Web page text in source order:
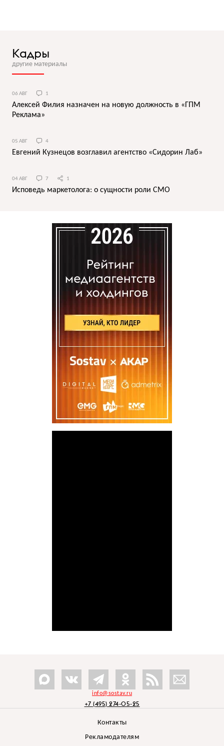
Кадры
другие материалы
06 АВГ 1
Алексей Филия назначен на новую должность в «ГПМ
Реклама»
05 АВГ 4
Евгений Кузнецов возглавил агентство «Сидорин Лаб»
04 АВГ 7 1
Исповедь маркетолога: о сущности роли СМО
info@sostav.ru
+7 (495) 274-05-25
Контакты
Рекламодателям